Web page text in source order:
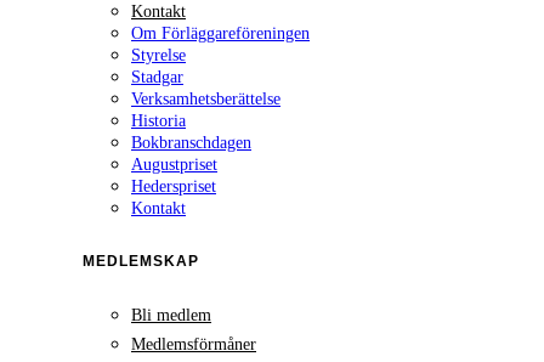
Kontakt
Om Förläggareföreningen
Styrelse
Stadgar
Verksamhetsberättelse
Historia
Bokbranschdagen
Augustpriset
Hederspriset
Kontakt
MEDLEMSKAP
Bli medlem
Medlemsförmåner